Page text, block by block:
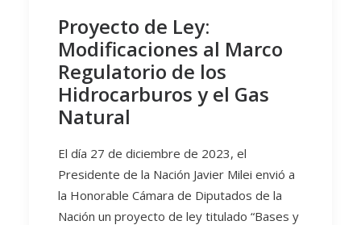
Proyecto de Ley:
Modificaciones al Marco
Regulatorio de los
Hidrocarburos y el Gas
Natural
El día 27 de diciembre de 2023, el
Presidente de la Nación Javier Milei envió a
la Honorable Cámara de Diputados de la
Nación un proyecto de ley titulado “Bases y